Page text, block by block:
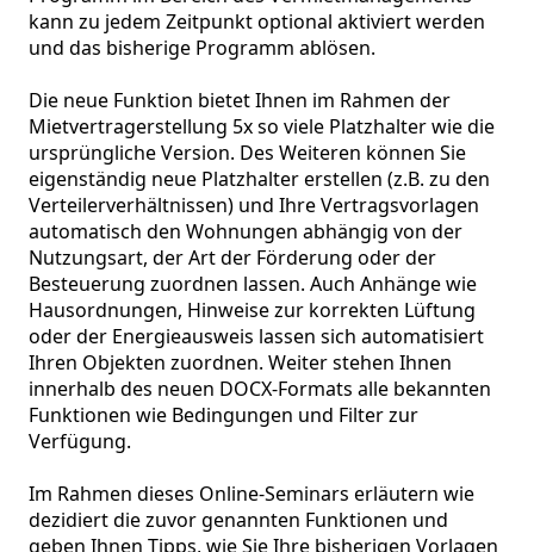
kann zu jedem Zeitpunkt optional aktiviert werden
und das bisherige Programm ablösen.
Die neue Funktion bietet Ihnen im Rahmen der
Mietvertragerstellung 5x so viele Platzhalter wie die
ursprüngliche Version. Des Weiteren können Sie
eigenständig neue Platzhalter erstellen (z.B. zu den
Verteilerverhältnissen) und Ihre Vertragsvorlagen
automatisch den Wohnungen abhängig von der
Nutzungsart, der Art der Förderung oder der
Besteuerung zuordnen lassen. Auch Anhänge wie
Hausordnungen, Hinweise zur korrekten Lüftung
oder der Energieausweis lassen sich automatisiert
Ihren Objekten zuordnen. Weiter stehen Ihnen
innerhalb des neuen DOCX-Formats alle bekannten
Funktionen wie Bedingungen und Filter zur
Verfügung.
Im Rahmen dieses Online-Seminars erläutern wie
dezidiert die zuvor genannten Funktionen und
geben Ihnen Tipps, wie Sie Ihre bisherigen Vorlagen